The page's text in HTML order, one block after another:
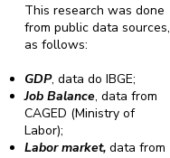
This research was done
from public data sources,
as follows:
GDP, data do IBGE;
Job Balance, data from
CAGED (Ministry of
Labor);
Labor market,data from